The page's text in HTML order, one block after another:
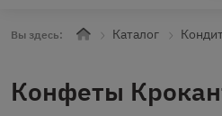
Вы здесь: Каталог
Конфеты